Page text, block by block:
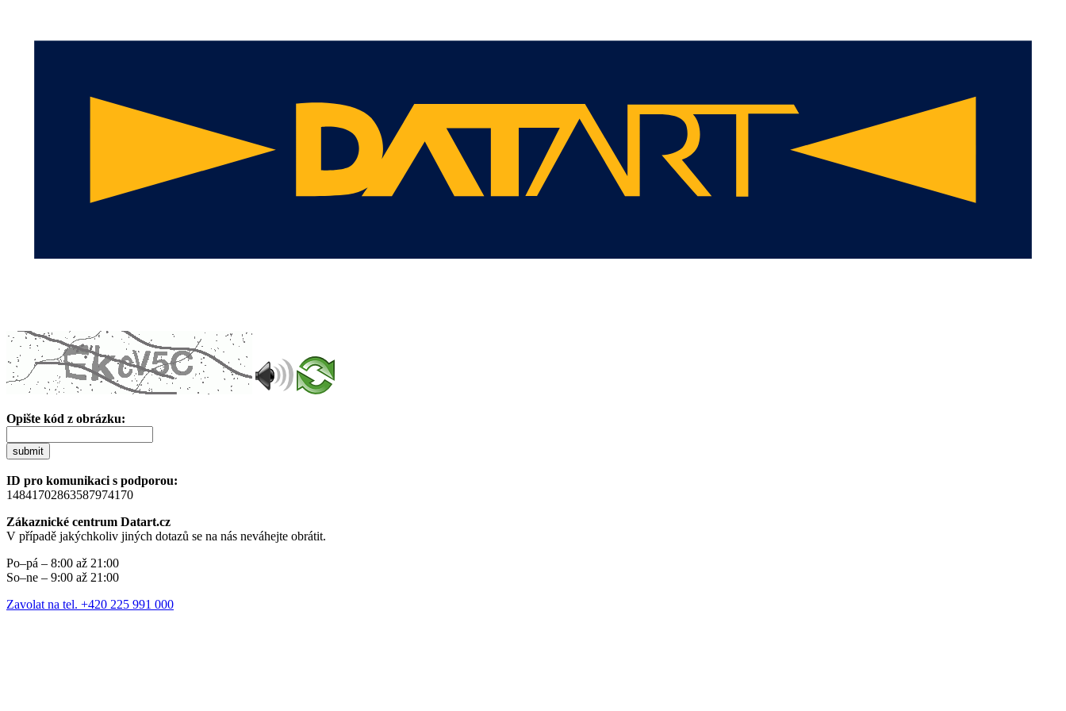
Opište kód z obrázku:
submit
ID pro komunikaci s podporou:
14841702863587974170
Zákaznické centrum Datart.cz
V případě jakýchkoliv jiných dotazů se na nás neváhejte obrátit.
Po–pá – 8:00 až 21:00
So–ne – 9:00 až 21:00
Zavolat na tel. +420 225 991 000